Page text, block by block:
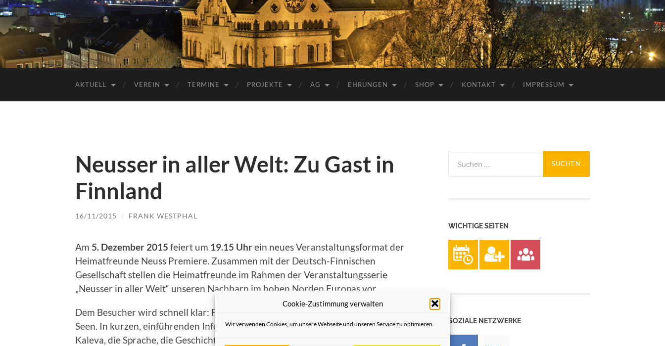
Cookie-Zustimmung verwalten
Wir verwenden Cookies, um unsere Webseite und unseren Service zu optimieren.
AKTUELL VEREIN TERMINE PROJEKTE AG EHRUNGEN SHOP KONTAKT IMPRESSUM
Neusser in aller Welt: Zu Gast in
Finnland
16/11/2015 / FRANK WESTPHAL
Am 5. Dezember 2015 feiert um 19.15 Uhrein neues Veranstaltungsformat der
Heimatfreunde Neuss Premiere. Zusammen mit der Deutsch-Finnischen
Gesellschaft stellen die Heimatfreunde im Rahmen der Veranstaltungsserie
„Neusser in aller Welt“ unseren Nachbarn im hohen Norden Europas vor.
Dem Besucher wird schnell klar: Finnland ist mehr als Sauna, Pisa oder 1000
Seen. In kurzen, einführenden Infoblöcken wird über das finnische Nationalepos
Kaleva, die Sprache, die Geschichte Finnlands, die Kultur und die finnische
nach:
WICHTIGE SEITEN
SOZIALE NETZWERKE